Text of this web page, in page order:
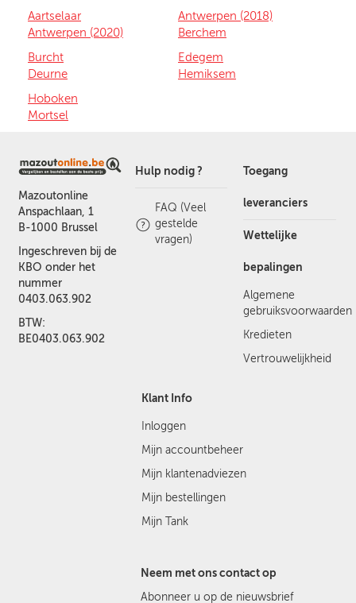
Aartselaar
Antwerpen (2020)
Antwerpen (2018)
Berchem
Burcht
Deurne
Edegem
Hemiksem
Hoboken
Mortsel
Mazoutonline
Anspachlaan, 1
B-1000 Brussel
Ingeschreven bij de
KBO onder het
nummer
0403.063.902
BTW:
BE0403.063.902
Hulp nodig ?
FAQ (Veel
gestelde
vragen)
Toegang
leveranciers
Wettelijke
bepalingen
Algemene
gebruiksvoorwaarden
Kredieten
Vertrouwelijkheid
Klant Info
Inloggen
Mijn accountbeheer
Mijn klantenadviezen
Mijn bestellingen
Mijn Tank
Neem met ons contact op
Abonneer u op de nieuwsbrief